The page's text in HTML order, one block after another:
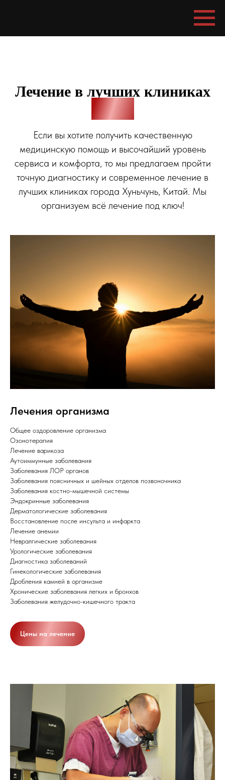
Лечение в лучших клиниках
Китая
Если вы хотите получить качественную
медицинскую помощь и высочайший уровень
сервиса и комфорта, то мы предлагаем пройти
точную диагностику и современное лечение в
лучших клиниках города Хуньчунь, Китай. Мы
организуем всё лечение под ключ!
Лечения организма
Общее оздоровление организма
Озонотерапия
Лечение варикоза
Аутоиммунные заболевания
Заболевания ЛОР органов
Заболевания поясничных и шейных отделов позвоночника
Заболевания костно-мышечной системы
Эндокринные заболевания
Дерматологические заболевания
Восстановление после инсульта и инфаркта
Лечение анемии
Невралгические заболевания
Урологические заболевания
Диагностика заболеваний
Гинекологические заболевания
Дробления камней в организме
Хронические заболевания легких и бронхов
Заболевания желудочно-кишечного тракта
Цены на лечение